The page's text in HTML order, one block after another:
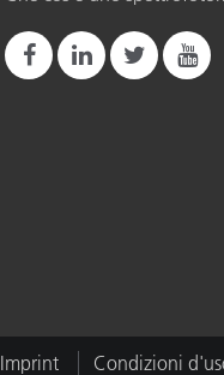
Imprint Condizioni